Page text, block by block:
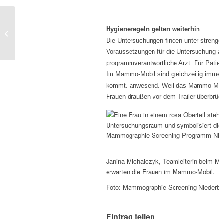
Hygieneregeln gelten weiterhin
Die Untersuchungen finden unter
Voraussetzungen für die Untersuchung
programmverantwortliche Arzt. Für
Im Mammo-Mobil sind gleichzeitig
kommt, anwesend. Weil das Mammo-
Frauen draußen vor dem Trailer
Janina Michalczyk, Teamleiterin beim
erwarten die Frauen im Mammo-Mobil.
Foto: Mammographie-Screening
Eintrag teilen